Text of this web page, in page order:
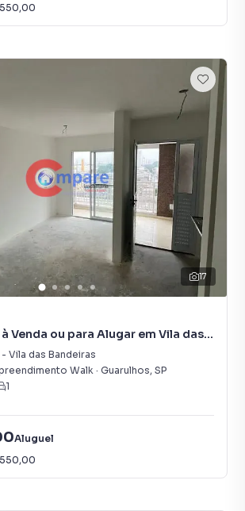
17
Venda ou para Alugar em Vila das
- Vila das Bandeiras
Walk · Guarulhos, SP
1
Aluguel